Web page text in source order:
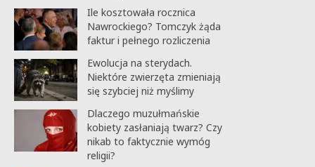
Ile kosztowała rocznica
Nawrockiego? Tomczyk żąda
faktur i pełnego rozliczenia
Ewolucja na sterydach.
Niektóre zwierzęta zmieniają
się szybciej niż myślimy
Dlaczego muzułmańskie
kobiety zasłaniają twarz? Czy
nikab to faktycznie wymóg
religii?